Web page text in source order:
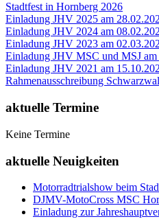
Stadtfest in Hornberg 2026
Einladung JHV 2025 am
Einladung JHV 2024 am
Einladung JHV 2023 am
Einladung JHV MSC und MSJ am
Einladung JHV 2021 am
Rahmenausschreibung
aktuelle Termine
Keine Termine
aktuelle Neuigkeiten
Motorradtrialshow beim
DJMV-MotoCross MSC
Einladung zur